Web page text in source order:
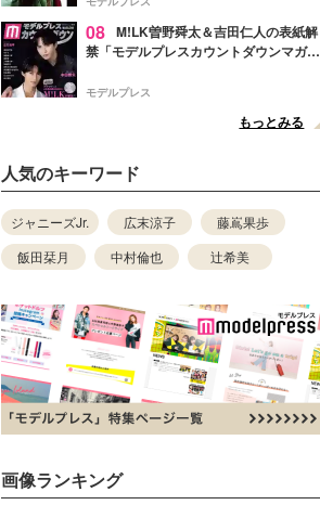
08 M!LK曽野舜太＆吉田仁人の表紙解
禁「モデルプレスカウントダウンマガジ
モデルプレス
もっとみる
人気のキーワード
ジャニーズJr. 広末涼子
藤嶌果歩
飯田栞月
中村倫也 辻希美
画像ランキング